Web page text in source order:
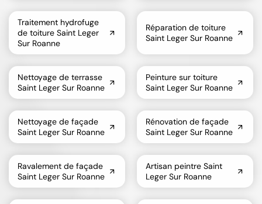
Traitement hydrofuge
de toiture Saint Leger
Sur Roanne
Réparation de toiture
Saint Leger Sur Roanne
Nettoyage de terrasse
Saint Leger Sur Roanne
Peinture sur toiture
Saint Leger Sur Roanne
Nettoyage de façade
Saint Leger Sur Roanne
Rénovation de façade
Saint Leger Sur Roanne
Ravalement de façade
Saint Leger Sur Roanne
Artisan peintre Saint
Leger Sur Roanne